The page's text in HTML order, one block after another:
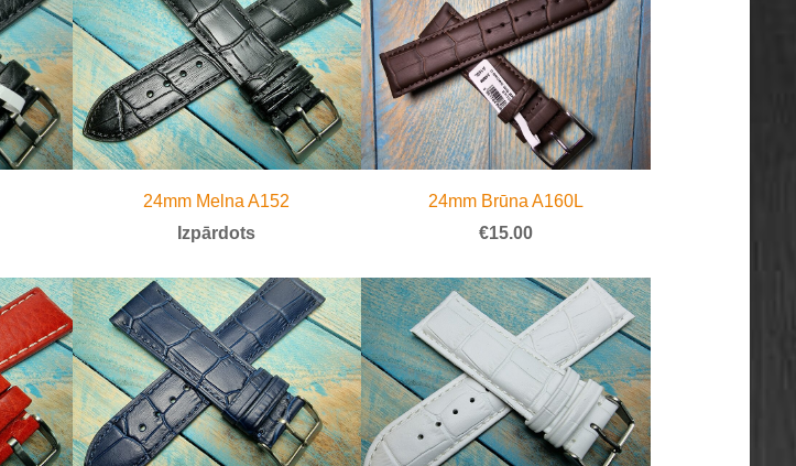
24mm Melna A152
Izpārdots
24mm Brūna A160L
€15.00